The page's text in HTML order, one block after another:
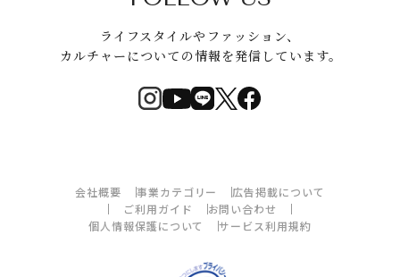
ライフスタイルやファッション、
カルチャーについての情報を発信しています。
会社概要 事業カテゴリー
広告掲載について
ご利用ガイド
お問い合わせ
個人情報保護について
サービス利用規約